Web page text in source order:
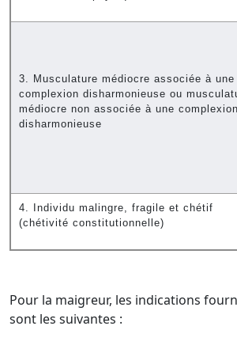
3. Musculature médiocre associée à une
complexion disharmonieuse ou
médiocre non associée à une complexion
disharmonieuse
4. Individu malingre, fragile et chétif
(chétivité constitutionnelle)
Pour la maigreur, les indications
sont les suivantes :